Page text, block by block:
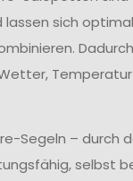
sich
Segeln – durch
selbst